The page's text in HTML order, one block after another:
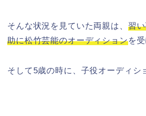
そんな状況を見ていた両親は、 習
助に松竹芸能のオーディションを受
そして5歳の時に、子役オーディシ